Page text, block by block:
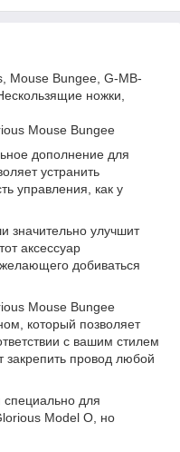
Mouse Bungee, G-MB-
ножки,
Mouse Bungee
дополнение для
устранить
управления, как у
значительно улучшит
аксессуар
добиваться
Mouse Bungee
который позволяет
с вашим стилем
закрепить провод любой
для
Model O, но